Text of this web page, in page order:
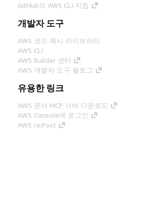
GitHub의 AWS CLI 지침
개발자 도구
AWS 코드 예시 라이브러리
AWS CLI
AWS Builder 센터
AWS 개발자 도구 블로그
유용한 링크
AWS 문서 MCP 서버 다운로드
AWS Console에 로그인
AWS re:Post